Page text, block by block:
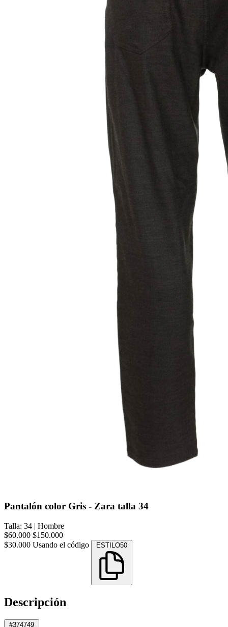
Pantalón color Gris - Zara talla 34
Talla: 34 | Hombre
$60.000 $150.000
$30.000 Usando el código ESTILO50
Descripción
#374749